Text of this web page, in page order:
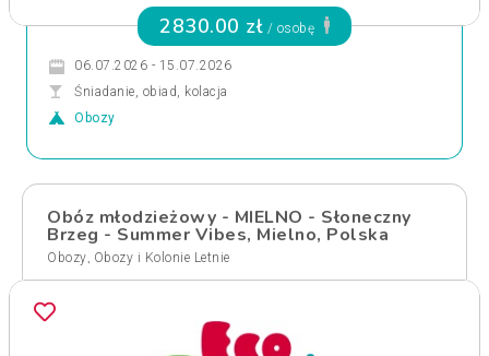
2830.00 zł / osobę
06.07.2026 - 15.07.2026
Śniadanie, obiad, kolacja
Obozy
Obóz młodzieżowy - MIELNO - Słoneczny
Brzeg - Summer Vibes, Mielno, Polska
Obozy, Obozy i Kolonie Letnie